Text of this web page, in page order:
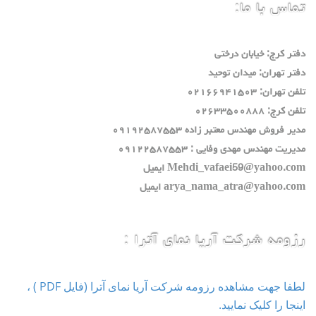
تماس با ما:
دفتر كرج: خيابان درختي
دفتر تهران: ميدان توحيد
تلفن تهران: ٠٢١٦٦٩٤١٥٠٣
تلفن كرج: ٠٢٦٣٣٥٠٠٨٨٨
مدير فروش مهندس معتبر زاده ٠٩١٩٢٥٨٧٥٥٣
مديريت مهندس مهدي وفايي : ٠٩١٢٢٥٨٧٥٥٣
Mehdi_vafaei59@yahoo.com ايميل
arya_nama_atra@yahoo.com ايميل
رزومه شرکت آریا نمای آترا :
لطفا جهت مشاهده رزومه شرکت آریا نمای آترا (فایل PDF ) ،
اینجا را کلیک نمایید.